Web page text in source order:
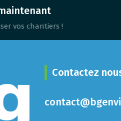
vos chantiers !
Contactez